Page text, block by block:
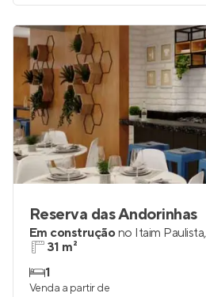
Reserva das Andorinhas
Em construçãono Itaim Paulista
31 m²
1
Venda a partir de